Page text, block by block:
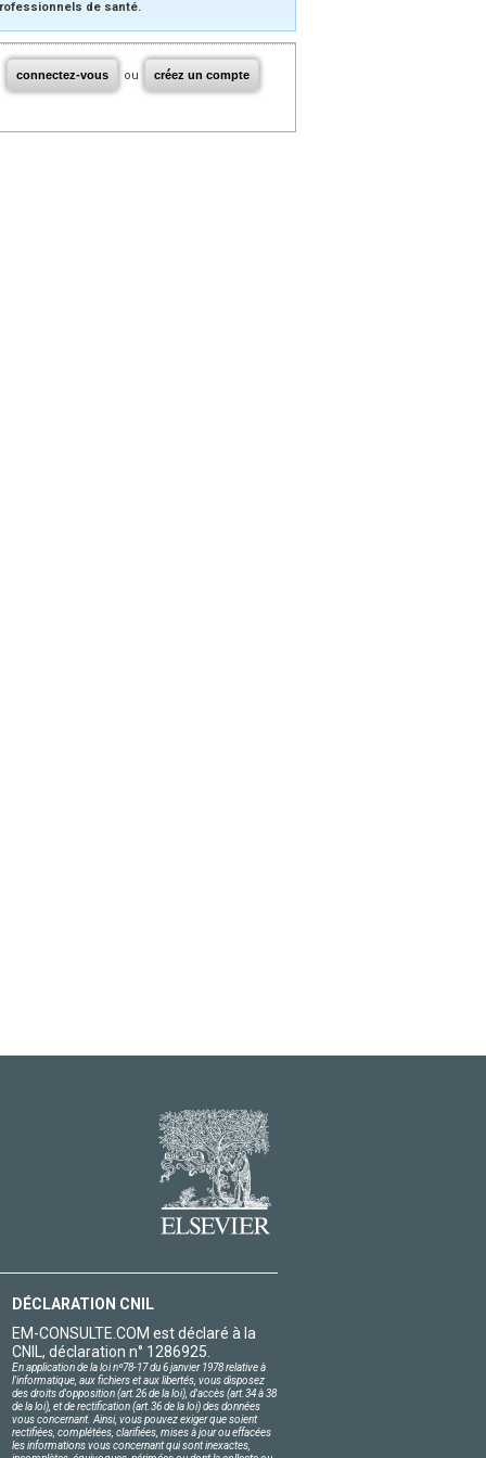
de santé.
connectez-vous ou créez un compte
DÉCLARATION CNIL
EM-CONSULTE.COM est déclaré à la
CNIL, déclaration n° 1286925.
En application de la loi nº78-17 du 6 janvier 1978 relative à
l'informatique, aux fichiers et aux libertés, vous disposez
des droits d'opposition (art.26 de la loi), d'accès (art.34 à 38
de la loi), et de rectification (art.36 de la loi) des données
vous concernant. Ainsi, vous pouvez exiger que soient
rectifiées, complétées, clarifiées, mises à jour ou effacées
les informations vous concernant qui sont inexactes,